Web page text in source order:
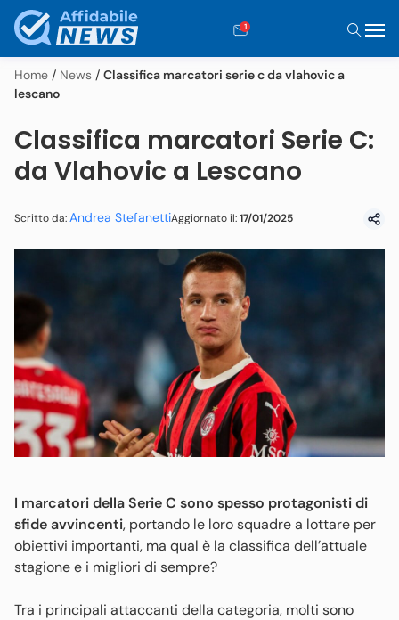
1
Home / News / Classifica marcatori serie c da vlahovic a
lescano
Classifica marcatori Serie C:
da Vlahovic a Lescano
Scritto da:Andrea StefanettiAggiornato il:17/01/2025
I marcatori della Serie C sono spesso protagonisti di
sfide avvincenti, portando le loro squadre a lottare per
obiettivi importanti, ma qual è la classifica dell’attuale
stagione e i migliori di sempre?
Tra i principali attaccanti della categoria, molti sono